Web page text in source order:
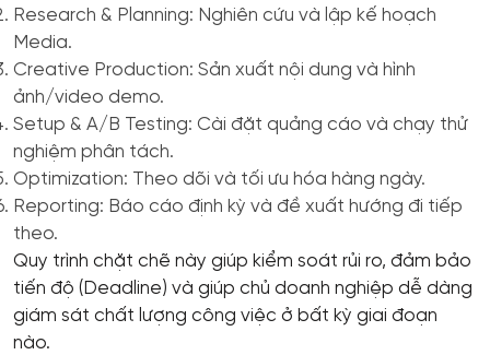
Research & Planning: Nghiên cứu và lập kế hoạch
Media.
Creative Production: Sản xuất nội dung và hình
ảnh/video demo.
Setup & A/B Testing: Cài đặt quảng cáo và chạy thử
nghiệm phân tách.
Optimization: Theo dõi và tối ưu hóa hàng ngày.
Reporting: Báo cáo định kỳ và đề xuất hướng đi tiếp
theo.
Quy trình chặt chẽ này giúp kiểm soát rủi ro, đảm bảo
tiến độ (Deadline) và giúp chủ doanh nghiệp dễ dàng
giám sát chất lượng công việc ở bất kỳ giai đoạn
nào.